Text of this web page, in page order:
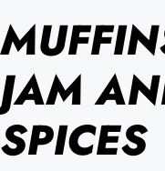
JAM
SPICES